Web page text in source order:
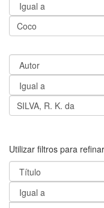
Utilizar filtros para